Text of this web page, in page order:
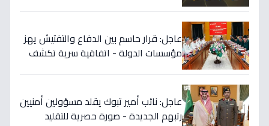
عاجل: قرار حاسم بين الدفاع والتفتيش يهز
مؤسسات الدولة - اتفاقية سرية تكشف
عاجل: نائب أمير تبوك يقلد مسؤولين أمنيين
رتبهم الجديدة - صورة حصرية للتقليد